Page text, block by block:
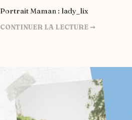
Portrait Maman : lady_lix
CONTINUER LA LECTURE ➞